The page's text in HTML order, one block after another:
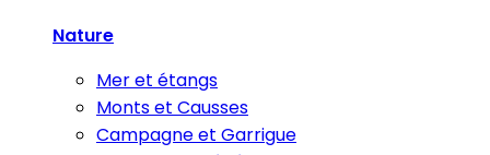
Nature
Mer et étangs
Monts et Causses
Campagne et Garrigue